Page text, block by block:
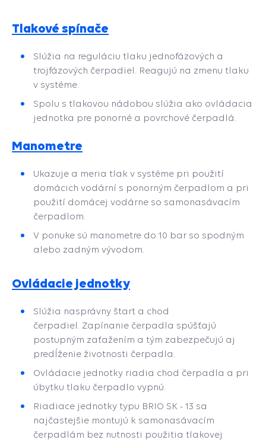
Tlakové spínače
Slúžia na reguláciu tlaku jednofázových a
trojfázových čerpadiel. Reagujú na zmenu tlaku
v systéme.
Spolu s tlakovou nádobou slúžia ako ovládacia
jednotka pre ponorné a povrchové čerpadlá.
Manometre
Ukazuje a meria tlak v systéme pri použití
domácich vodární s ponorným čerpadlom a pri
použití domácej vodárne so samonasávacím
čerpadlom.
V ponuke sú manometre do 10 bar so spodným
alebo zadným vývodom.
Ovládacie jednotky
Slúžia nasprávny štart a chod
čerpadiel. Zapínanie čerpadla spúšťajú
postupným zaťažením a tým zabezpečujú aj
predĺženie životnosti čerpadla.
Ovládacie jednotky riadia chod čerpadla a pri
úbytku tlaku čerpadlo vypnú.
Riadiace jednotky typu BRIO SK - 13 sa
najčastejšie montujú k samonasávacím
čerpadlám bez nutnosti použitia tlakovej